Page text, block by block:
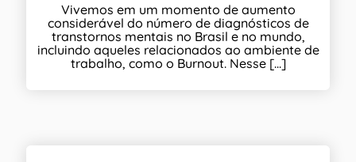
Vivemos em um momento de aumento
considerável do número de diagnósticos de
transtornos mentais no Brasil e no mundo,
incluindo aqueles relacionados ao ambiente de
trabalho, como o Burnout. Nesse [...]